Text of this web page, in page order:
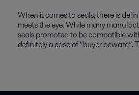
When it comes to seals, there is
meets the eye. While many
seals promoted to be compatible
definitely a case of “buyer beware”.